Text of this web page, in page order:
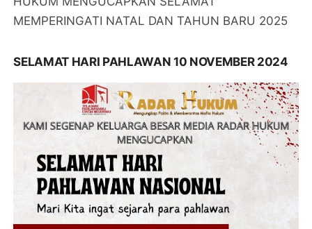
MEMPERINGATI NATAL DAN TAHUN BARU 2025
SELAMAT HARI PAHLAWAN 10 NOVEMBER 2024